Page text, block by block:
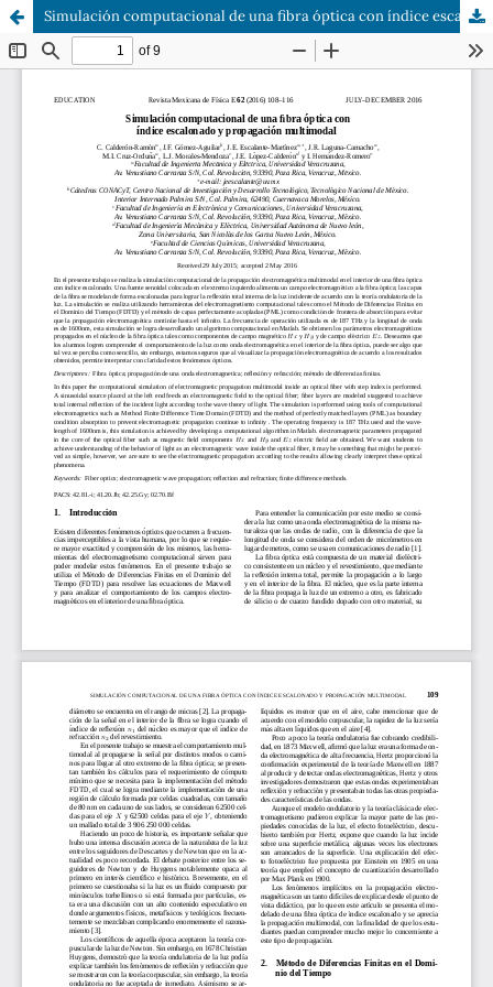
Simulación computacional de una fibra óptica con índice escalonado y propagación multimodal